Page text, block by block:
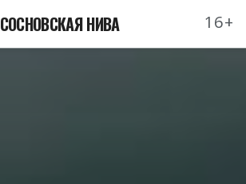
СОСНОВСКАЯ НИВА 16+